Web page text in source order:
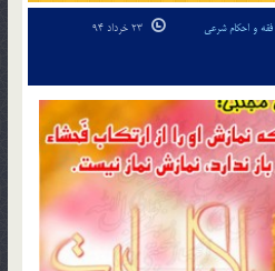
فقه و احکام شرعی